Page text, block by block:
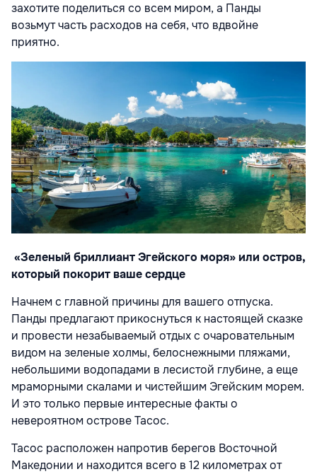
захотите поделиться со всем миром, а Панды
возьмут часть расходов на себя, что вдвойне
приятно.
«Зеленый бриллиант Эгейского моря» или остров,
который покорит ваше сердце
Начнем с главной причины для вашего отпуска.
Панды предлагают прикоснуться к настоящей сказке
и провести незабываемый отдых с очаровательным
видом на зеленые холмы, белоснежными пляжами,
небольшими водопадами в лесистой глубине, а еще
мраморными скалами и чистейшим Эгейским морем.
И это только первые интересные факты о
невероятном острове Тасос.
Тасос расположен напротив берегов Восточной
Македонии и находится всего в 12 километрах от